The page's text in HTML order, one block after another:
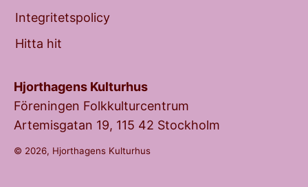
Integritetspolicy
Hitta hit
Hjorthagens Kulturhus
Föreningen Folkkulturcentrum
Artemisgatan 19, 115 42 Stockholm
© 2026, Hjorthagens Kulturhus